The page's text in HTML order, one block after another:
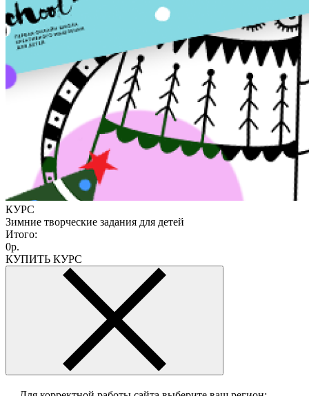
КУРС
Зимние творческие задания для детей
Итого:
0р.
КУПИТЬ КУРС